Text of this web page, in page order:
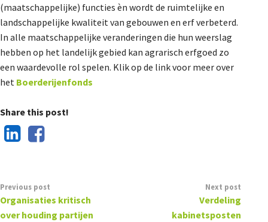
(maatschappelijke) functies èn wordt de ruimtelijke en
landschappelijke kwaliteit van gebouwen en erf verbeterd.
In alle maatschappelijke veranderingen die hun weerslag
hebben op het landelijk gebied kan agrarisch erfgoed zo
een waardevolle rol spelen. Klik op de link voor meer over
het Boerderijenfonds
Share this post!
Previous post
Organisaties kritisch
over houding partijen
Next post
Verdeling
kabinetsposten